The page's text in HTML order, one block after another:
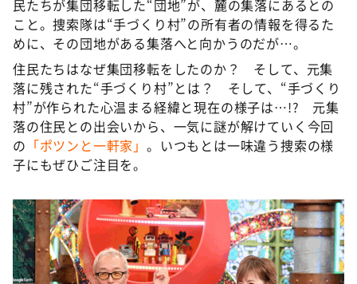
民たちが集団移転した“団地”が、麓の集落にあるとの
こと。捜索隊は“手づくり村”の所有者の情報を得るた
めに、その団地がある集落へと向かうのだが…。
住民たちはなぜ集団移転をしたのか？ そして、元集
落に残された“手づくり村”とは？ そして、“手づくり
村”が作られた心温まる経緯と現在の様子は…!? 元集
落の住民との出会いから、一気に謎が解けていく今回
の 「ポツンと一軒家」。いつもとは一味違う捜索の様
子にもぜひご注目を。